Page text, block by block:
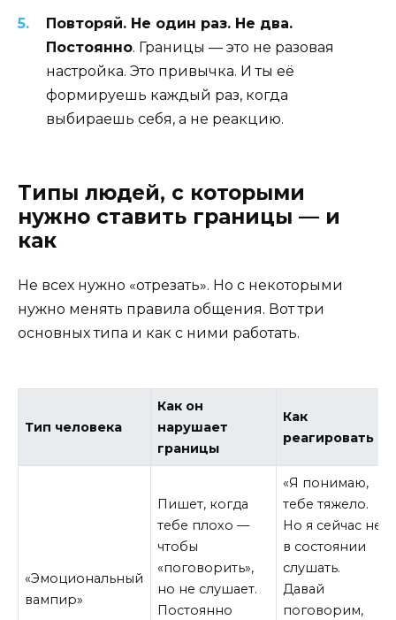
Повторяй. Не один раз. Не два.
Постоянно. Границы — это не разовая
настройка. Это привычка. И ты её
формируешь каждый раз, когда
выбираешь себя, а не реакцию.
Типы людей, с которыми
нужно ставить границы — и
как
Не всех нужно «отрезать». Но с некоторыми
нужно менять правила общения. Вот три
основных типа и как с ними работать.
Тип человека
Как он
нарушает
границы
Как
реагировать
«Эмоциональный
вампир»
Пишет, когда
тебе плохо —
чтобы
«поговорить»,
но не слушает.
Постоянно
«Я понимаю,
тебе тяжело.
Но я сейчас не
в состоянии
слушать.
Давай
поговорим,